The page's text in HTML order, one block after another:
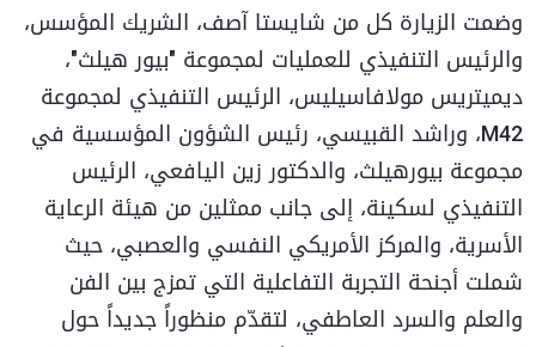
وضمت الزيارة كل من شايستا آصف، الشريك المؤسس،
والرئيس التنفيذي للعمليات لمجموعة "بيور هيلث"،
ديميتريس مولافاسيليس، الرئيس التنفيذي لمجموعة
M42، وراشد القبيسي، رئيس الشؤون المؤسسية في
مجموعة بيورهيلث، والدكتور زين اليافعي، الرئيس
التنفيذي لسكينة، إلى جانب ممثلين من هيئة الرعاية
الأسرية، والمركز الأمريكي النفسي والعصبي، حيث
شملت أجنحة التجربة التفاعلية التي تمزج بين الفن
والعلم والسرد العاطفي، لتقدّم منظوراً جديداً حول